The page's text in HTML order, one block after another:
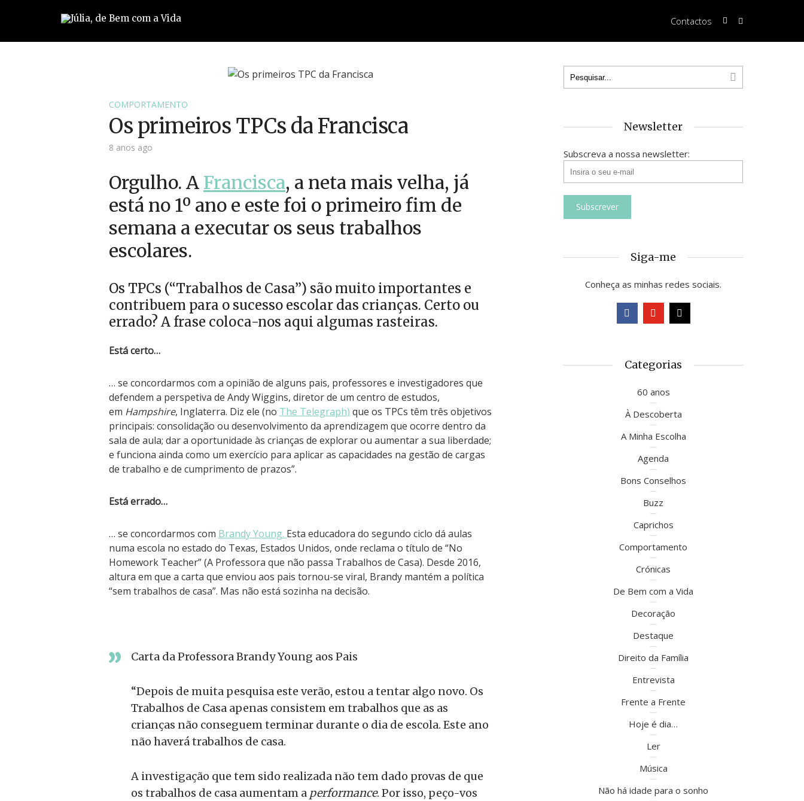
Contactos
COMPORTAMENTO
Os primeiros TPCs da Francisca
8 anos ago
Orgulho. A Francisca, a neta mais velha, já
está no 1º ano e este foi o primeiro fim de
semana a executar os seus trabalhos
escolares.
Os TPCs (“Trabalhos de Casa”) são muito importantes e
contribuem para o sucesso escolar das crianças. Certo ou
errado? A frase coloca-nos aqui algumas rasteiras.
Está certo…
… se concordarmos com a opinião de alguns pais, professores e investigadores que
defendem a perspetiva de Andy Wiggins, diretor de um centro de estudos,
em Hampshire, Inglaterra. Diz ele (no The Telegraph) que os TPCs têm três objetivos
principais: consolidação ou desenvolvimento da aprendizagem que ocorre dentro da
sala de aula; dar a oportunidade às crianças de explorar ou aumentar a sua liberdade;
e funciona ainda como um exercício para aplicar as capacidades na gestão de cargas
de trabalho e de cumprimento de prazos”.
Está errado…
… se concordarmos com Brandy Young. Esta educadora do segundo ciclo dá aulas
numa escola no estado do Texas, Estados Unidos, onde reclama o título de “No
Homework Teacher” (A Professora que não passa Trabalhos de Casa). Desde 2016,
altura em que a carta que enviou aos pais tornou-se viral, Brandy mantém a política
“sem trabalhos de casa”. Mas não está sozinha na decisão.
Carta da Professora Brandy Young aos Pais
“Depois de muita pesquisa este verão, estou a tentar algo novo. Os
Trabalhos de Casa apenas consistem em trabalhos que as as
crianças não conseguem terminar durante o dia de escola. Este ano
não haverá trabalhos de casa.
A investigação que tem sido realizada não tem dado provas de que
os trabalhos de casa aumentam a performance. Por isso, peço-vos
Newsletter
Subscreva a nossa newsletter:
Siga-me
Conheça as minhas redes sociais.
Categorias
60 anos
À Descoberta
A Minha Escolha
Agenda
Bons Conselhos
Buzz
Caprichos
Comportamento
Crónicas
De Bem com a Vida
Decoração
Destaque
Direito da Família
Entrevista
Frente a Frente
Hoje é dia…
Ler
Música
Não há idade para o sonho